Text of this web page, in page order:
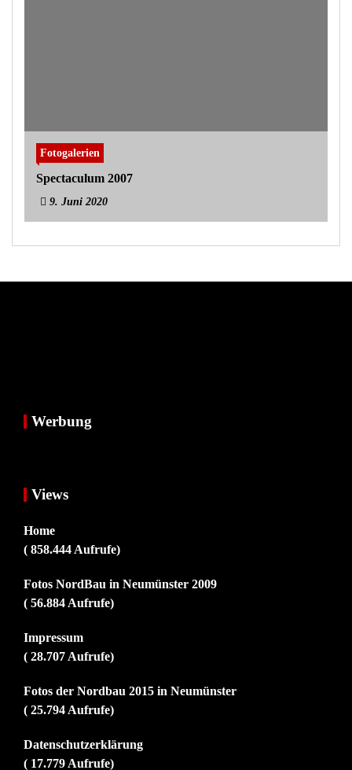
Fotogalerien
Spectaculum 2007
9. Juni 2020
Werbung
Views
Home
( 858.444 Aufrufe)
Fotos NordBau in Neumünster 2009
( 56.884 Aufrufe)
Impressum
( 28.707 Aufrufe)
Fotos der Nordbau 2015 in Neumünster
( 25.794 Aufrufe)
Datenschutzerklärung
( 17.779 Aufrufe)